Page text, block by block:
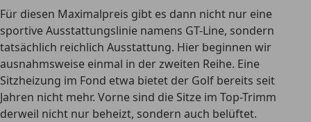
Für diesen Maximalpreis gibt es dann nicht nur eine
sportive Ausstattungslinie namens GT-Line, sondern
tatsächlich reichlich Ausstattung. Hier beginnen wir
ausnahmsweise einmal in der zweiten Reihe. Eine
Sitzheizung im Fond etwa bietet der Golf bereits seit
Jahren nicht mehr. Vorne sind die Sitze im Top-Trimm
derweil nicht nur beheizt, sondern auch belüftet.